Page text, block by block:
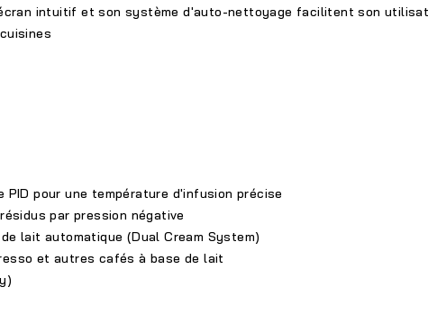
intuitif et son système d'auto-nettoyage facilitent son
PID pour une température d'infusion précise
par pression négative
lait automatique (Dual Cream System)
et autres cafés à base de lait